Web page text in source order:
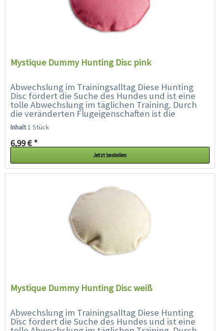
Mystique Dummy Hunting Disc pink
Abwechslung im Trainingsalltag Diese Hunting
Disc fördert die Suche des Hundes und ist eine
tolle Abwechslung im täglichen Training. Durch
die veränderten Flugeigenschaften ist die
Hunting Disc für den Hund...
Inhalt1 Stück
6,99 € *
Jetzt bestellen
Mystique Dummy Hunting Disc weiß
Abwechslung im Trainingsalltag Diese Hunting
Disc fördert die Suche des Hundes und ist eine